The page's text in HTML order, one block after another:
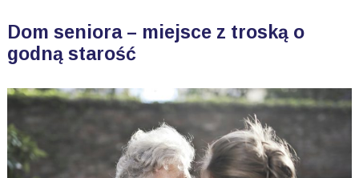
Dom seniora – miejsce z troską o
godną starość